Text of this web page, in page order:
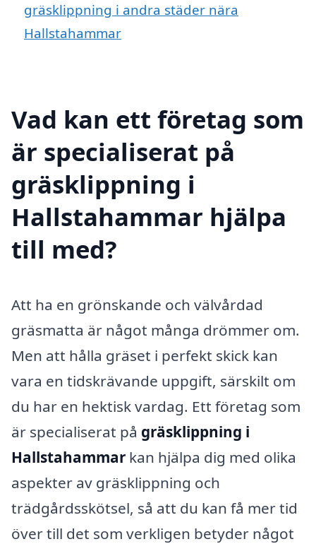
gräsklippning i andra städer nära
Hallstahammar
Vad kan ett företag som
är specialiserat på
gräsklippning i
Hallstahammar hjälpa
till med?
Att ha en grönskande och välvårdad
gräsmatta är något många drömmer om.
Men att hålla gräset i perfekt skick kan
vara en tidskrävande uppgift, särskilt om
du har en hektisk vardag. Ett företag som
är specialiserat på gräsklippning i
Hallstahammar kan hjälpa dig med olika
aspekter av gräsklippning och
trädgårdsskötsel, så att du kan få mer tid
över till det som verkligen betyder något